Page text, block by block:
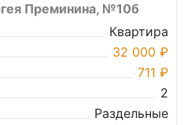
Преминина, №10б
Квартира
32 000 ₽
711 ₽
2
Раздельные